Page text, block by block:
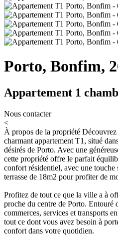
Porto, Bonfim,
Appartement 1
Nous contacter
<
À propos de la propriété Découvrez
charmant appartement T1, situé
désirés de Porto. Avec une
cette propriété offre le parfait
confort résidentiel, avec une touche
terrasse de 18m2 pour profiter de
Profitez de tout ce que la ville a à
proche du centre de Porto. Entouré
commerces, services et transports
tout ce dont vous avez besoin à
confort dans votre quotidien.